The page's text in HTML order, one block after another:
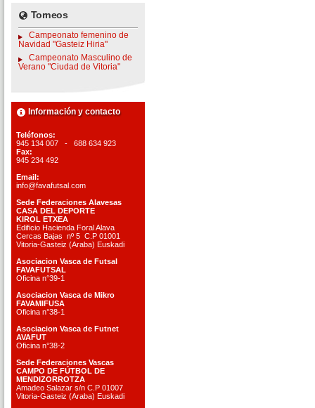
Torneos
Campeonato femenino de
Navidad "Gasteiz Hiria"
Campeonato Masculino de
Verano "Ciudad de Vitoria"
Información y contacto
Teléfonos:
945 134 007 - 688 634 923
Fax:
945 234 492
Email:
info@favafutsal.com
Sede Federaciones Alavesas
CASA DEL DEPORTE
KIROL ETXEA
Edificio Hacienda Foral Alava
Cercas Bajas nº 5 C.P 01001
Vitoria-Gasteiz (Araba) Euskadi
Asociacion Vasca de Futsal
FAVAFUTSAL
Oficina n°39-1
Asociacion Vasca de Mikro
FAVAMIFUSA
Oficina n°38-1
Asociacion Vasca de Futnet
AVAFUT
Oficina n°38-2
Sede Federaciones Vascas
CAMPO DE FÚTBOL DE
MENDIZORROTZA
Amadeo Salazar s/n C.P 01007
Vitoria-Gasteiz (Araba) Euskadi